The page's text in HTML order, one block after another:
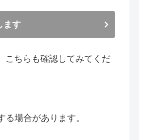
ます
こちらも確認してみてくだ
場合があります。